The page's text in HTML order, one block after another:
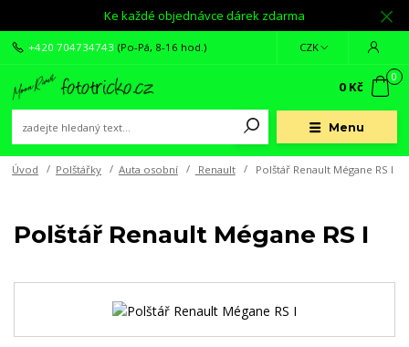
Ke každé objednávce dárek zdarma
Menu
CZK
+420 704734743 (Po-Pá, 8-16 hod.)
0
0 Kč
Úvod Polštářky Auta osobní Renault Polštář Renault Mégane RS I
Polštář Renault Mégane RS I